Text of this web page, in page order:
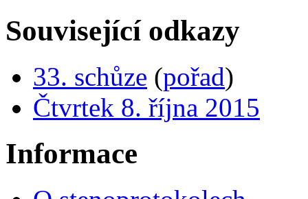
Související odkazy
33. schůze (pořad)
Čtvrtek 8. října 2015
Informace